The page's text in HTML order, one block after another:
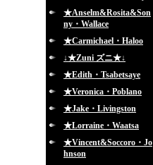
★Anselm&Rosita&Son
ny・Wallace
★Carmichael・Haloo
↓★Zuni ズニ★↓
★Edith・Tsabetsaye
★Veronica・Poblano
★Jake・Livingston
★Lorraine・Waatsa
★Vincent&Soccoro・Jo
hnson